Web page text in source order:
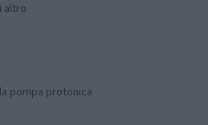
altro
pompa protonica